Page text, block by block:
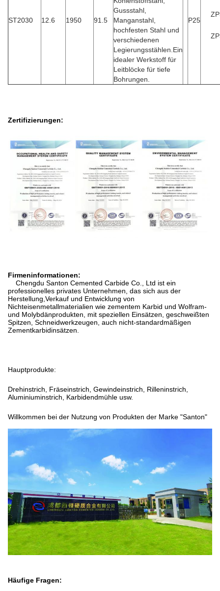
ST2030 12.6 1950 91.5
Gussstahl,
Manganstahl,
hochfesten Stahl und
verschiedenen
Legierungsstählen.Ein
idealer Werkstoff für
Leitblöcke für tiefe
Bohrungen.
P25
Zertifizierungen:
Firmeninformationen:
Chengdu Santon Cemented Carbide Co., Ltd ist ein
professionelles privates Unternehmen, das sich aus der
Herstellung,Verkauf und Entwicklung von
Nichteisenmetallmaterialien wie zementem Karbid und Wolfram-
und Molybdänprodukten, mit speziellen Einsätzen, geschweißten
Spitzen, Schneidwerkzeugen, auch nicht-standardmäßigen
Zementkarbidinsätzen.
Hauptprodukte:
Drehinstrich, Fräseinstrich, Gewindeinstrich, Rilleninstrich,
Aluminiuminstrich, Karbidendmühle usw.
Willkommen bei der Nutzung von Produkten der Marke "Santon"
Häufige Fragen: